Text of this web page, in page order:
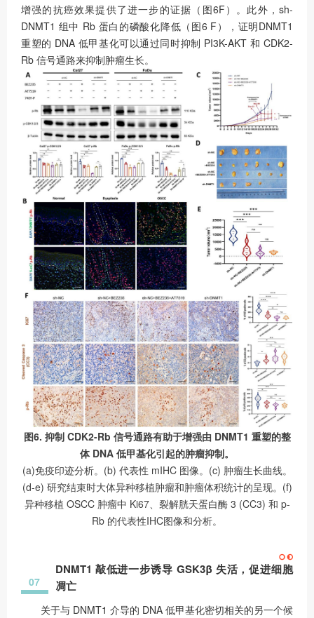
增强的抗癌效果提供了进一步的证据（图6F）。此外，sh-
DNMT1 组中 Rb 蛋白的磷酸化降低（图6 F），证明DNMT1
重塑的 DNA 低甲基化可以通过同时抑制 PI3K-AKT 和 CDK2-
Rb 信号通路来抑制肿瘤生长。
图6. 抑制 CDK2-Rb 信号通路有助于增强由 DNMT1 重塑的整
体 DNA 低甲基化引起的肿瘤抑制。
(a)免疫印迹分析。(b) 代表性 mIHC 图像。(c) 肿瘤生长曲线。
(d-e) 研究结束时大体异种移植肿瘤和肿瘤体积统计的呈现。(f)
异种移植 OSCC 肿瘤中 Ki67、裂解胱天蛋白酶 3 (CC3) 和 p-
Rb 的代表性IHC图像和分析。
07
DNMT1 敲低进一步诱导 GSK3β 失活，促进细胞
凋亡
关于与 DNMT1 介导的 DNA 低甲基化密切相关的另一个候